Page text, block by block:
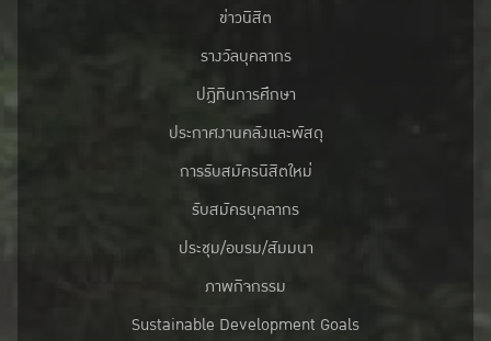
ข่าวนิสิต
รางวัลบุคลากร
ปฎิทินการศึกษา
ประกาศงานคลังและพัสดุ
การรับสมัครนิสิตใหม่
รับสมัครบุคลากร
ประชุม/อบรม/สัมมนา
ภาพกิจกรรม
Sustainable Development Goals